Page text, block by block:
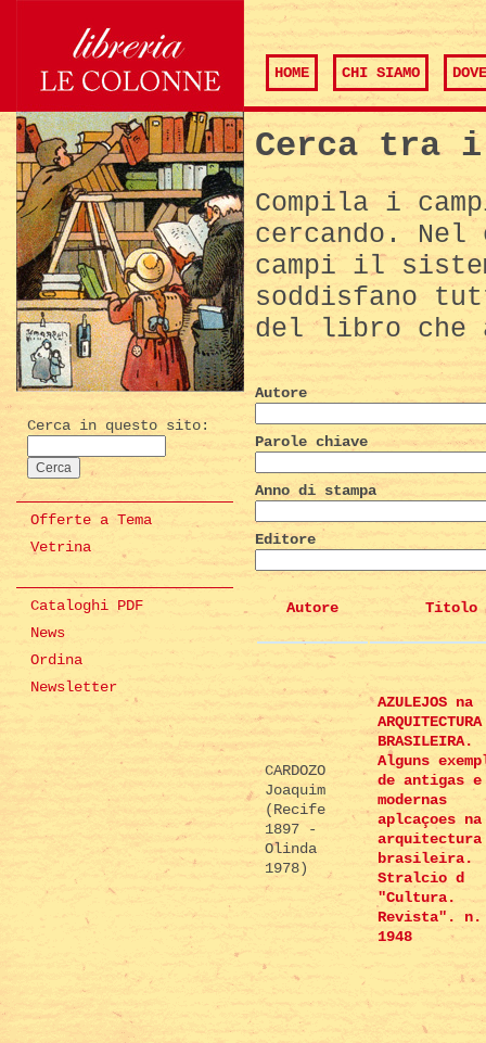
HOME CHI SIAMO
Cerca in questo sito:
Offerte a Tema
Vetrina
Cataloghi PDF
News
Ordina
Newsletter
Cerca tra
Compila i
cercando.
campi il
soddisfano
del libro che
Autore
Parole chiave
Anno di stampa
Editore
Autore Titolo
CARDOZO
Joaquim
(Recife
1897 -
Olinda
1978)
AZULEJOS na
ARQUITECTURA
BRASILEIRA.
Alguns
de antigas e
modernas
aplcaçoes na
arquitectura
brasileira.
Stralcio d
"Cultura.
Revista".
1948